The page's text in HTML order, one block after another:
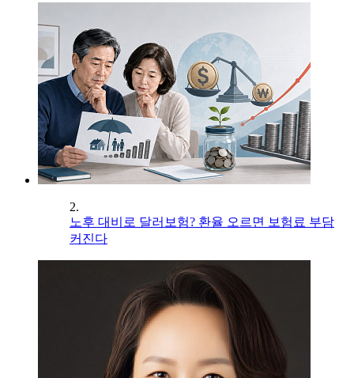
2.
노후 대비로 달러보험? 환율 오르면 보험료 부담
커진다